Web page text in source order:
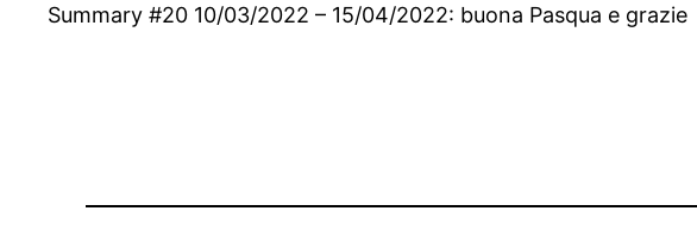
Summary #20 10/03/2022 – 15/04/2022: buona Pasqua e grazie